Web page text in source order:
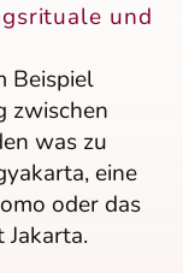
und
Beispiel
zwischen
was zu
eine
oder das